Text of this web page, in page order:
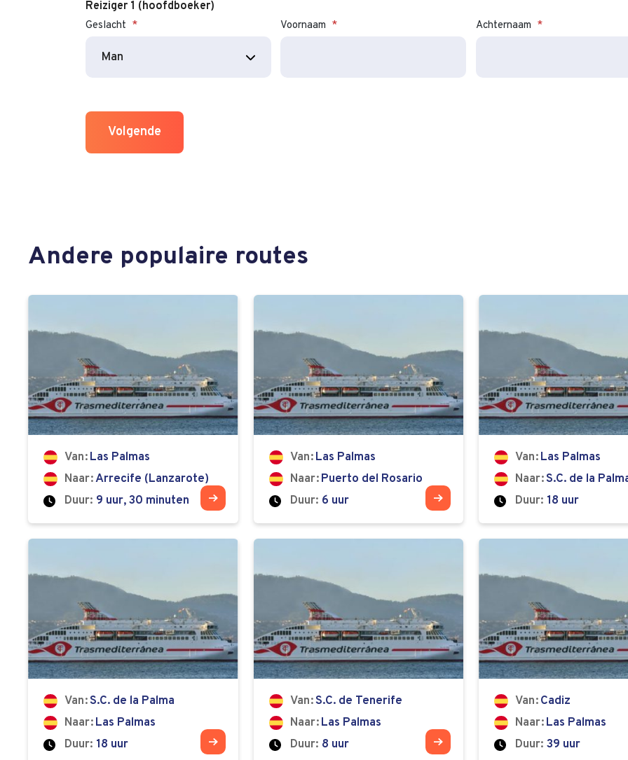
Reiziger 1 (hoofdboeker)
Geslacht * Voornaam * Achternaam *
Andere populaire routes
Van
Las Palmas
Naar Arrecife (Lanzarote)
Duur: 9 uur, 30 minuten
Van
Las Palmas
Naar
Puerto del Rosario
Duur: 6 uur
Van
Las Palmas
Naar S.C. de la
Duur: 18 uur
Van S.C. de la Palma
Naar
Las Palmas
Duur: 18 uur
Van S.C. de Tenerife
Naar
Las Palmas
Duur: 8 uur
Van Cadiz
Naar
Las Palmas
Duur: 39 uur